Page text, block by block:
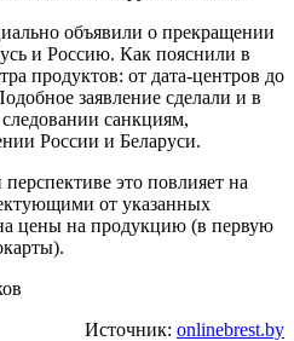
объявили о прекращении
и Россию. Как пояснили в
продуктов: от дата-центров до
заявление сделали и в
санкциям,
России и Беларуси.
это повлияет на
от указанных
цены на продукцию (в первую
Источник: onlinebrest.by